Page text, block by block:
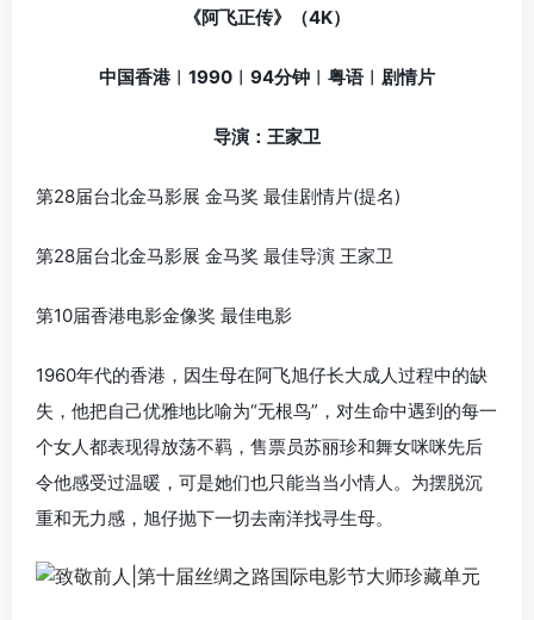
《阿飞正传》（4K）
中国香港︱1990︱94分钟︱粤语︱剧情片
导演：王家卫
第28届台北金马影展 金马奖 最佳剧情片(提名)
第28届台北金马影展 金马奖 最佳导演 王家卫
第10届香港电影金像奖 最佳电影
1960年代的香港，因生母在阿飞旭仔长大成人过程中的缺
失，他把自己优雅地比喻为“无根鸟”，对生命中遇到的每一
个女人都表现得放荡不羁，售票员苏丽珍和舞女咪咪先后
令他感受过温暖，可是她们也只能当当小情人。为摆脱沉
重和无力感，旭仔抛下一切去南洋找寻生母。